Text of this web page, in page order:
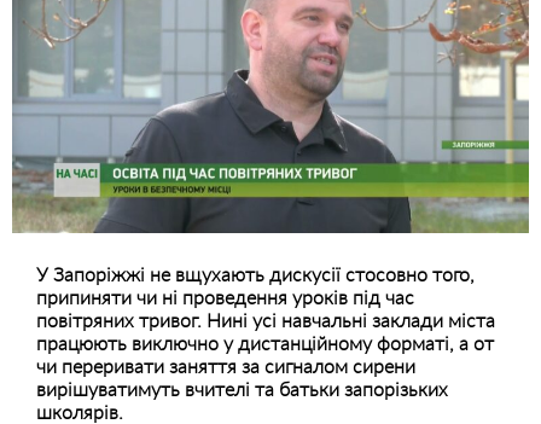
У Запоріжжі не вщухають дискусії стосовно того,
припиняти чи ні проведення уроків під час
повітряних тривог. Нині усі навчальні заклади міста
працюють виключно у дистанційному форматі, а от
чи переривати заняття за сигналом сирени
вирішуватимуть вчителі та батьки запорізьких
школярів.